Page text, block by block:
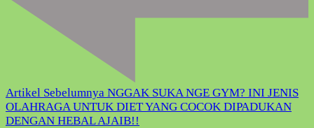
Artikel Sebelumnya NGGAK SUKA NGE GYM? INI JENIS
OLAHRAGA UNTUK DIET YANG COCOK DIPADUKAN
DENGAN HEBAL AJAIB!!